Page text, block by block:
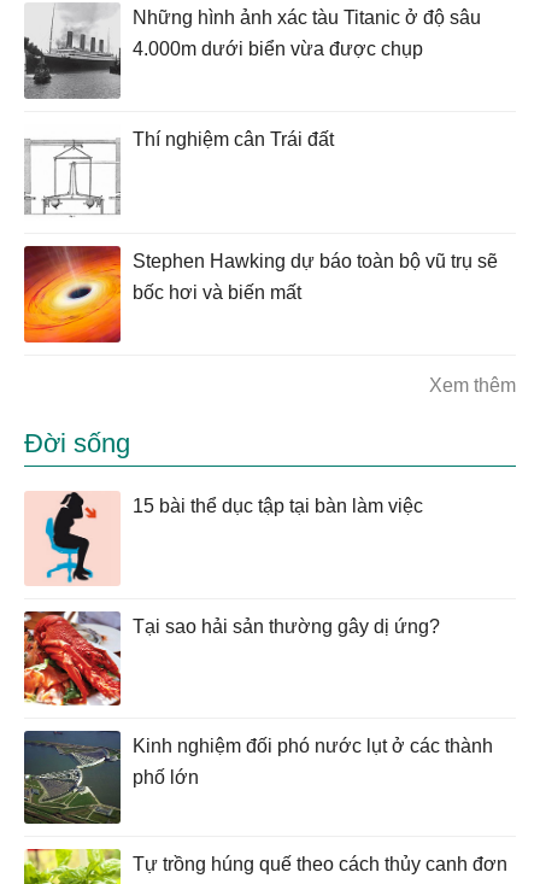
Những hình ảnh xác tàu Titanic ở độ sâu
4.000m dưới biển vừa được chụp
Thí nghiệm cân Trái đất
Stephen Hawking dự báo toàn bộ vũ trụ sẽ
bốc hơi và biến mất
Xem thêm
Đời sống
15 bài thể dục tập tại bàn làm việc
Tại sao hải sản thường gây dị ứng?
Kinh nghiệm đối phó nước lụt ở các thành
phố lớn
Tự trồng húng quế theo cách thủy canh đơn